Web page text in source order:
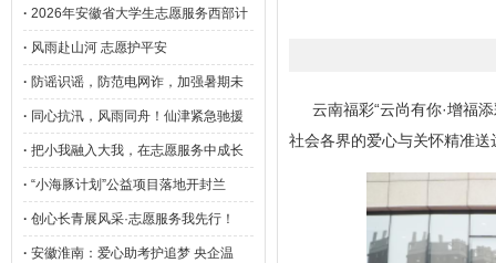
· 2026年安徽省大学生志愿服务西部计
· 风雨赴山河 志愿护平安
· 防谣识谣，防范电网诈，加强暑期未
· 同心抗汛，风雨同舟！仙津紧急驰援
· 把小我融入大我，在志愿服务中成长
· “小海豚计划”公益项目落地开封兰
· 创心长青展风采·志愿服务我先行！
· 安徽淮南：爱心助考护追梦 央企温
云南福彩“云尚有你·增福
社会各界的爱心与关怀精准